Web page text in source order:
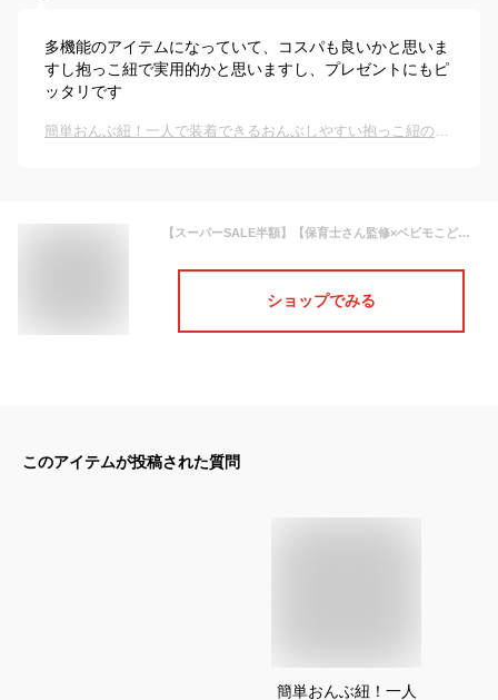
多機能のアイテムになっていて、コスパも良いかと思いま
すし抱っこ紐で実用的かと思いますし、プレゼントにもピ
ッタリです
簡単おんぶ紐！一人で装着できるおんぶしやすい抱っこ紐のおすすめは？
【スーパーSALE半額】【保育士さん監修×ベビモこどもに掲載】＼楽天1位／ 抱っこ紐 ヒップシート 抱っこひも だっこひも だっこ おんぶ紐 多機能 ベビーキャリア 滑り止め付 バッグ ウエストポーチ 赤ちゃん プレゼント プレジュール
ショップでみる
このアイテムが投稿された質問
簡単おんぶ紐！一人